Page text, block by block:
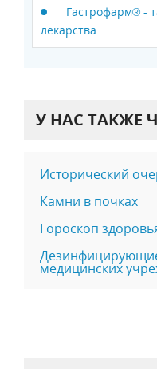
Гастрофарм® -
лекарства
У НАС ТАКЖЕ
Исторический
Камни в почках
Гороскоп
медицинских